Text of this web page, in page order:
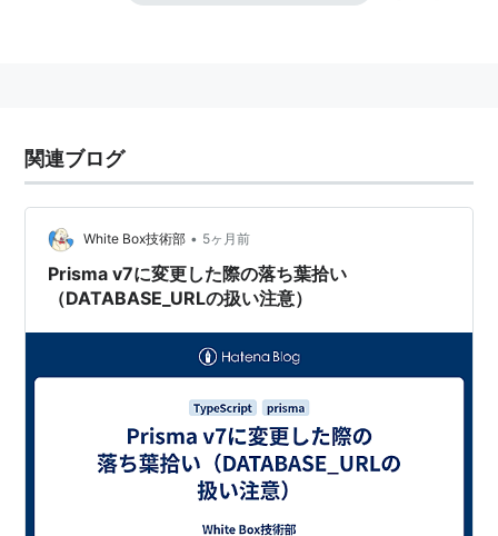
Discography
Prisma
アーティスト:Prisma
出版社/メーカー:Libyus Music
発売日:2009/03/25
メディア:CD
クリック: 1回
この商品を含むブログを見る
関連ブログ
White Box技術部 • 5ヶ月前
Prisma v7に変更した際の落ち葉拾い
（DATABASE_URLの扱い注意）